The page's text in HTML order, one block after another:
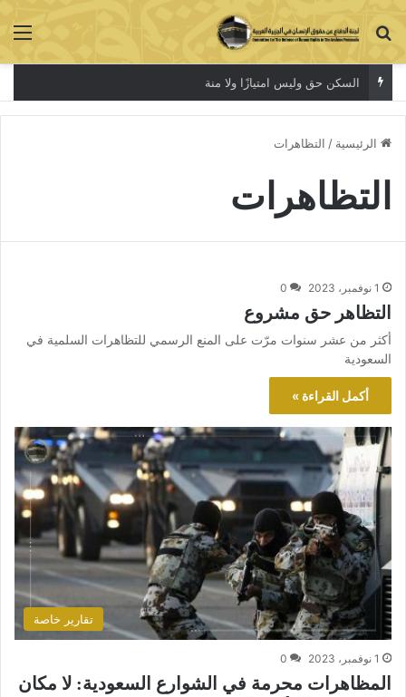
بحث عن
السكن حق وليس امتيازًا ولا منة
الرئيسية / التظاهرات
التظاهرات
1 نوفمبر، 2023 0
التظاهر حق مشروع
أكثر من عشر سنوات مرّت على المنع الرسمي للتظاهرات السلمية في
السعودية
أكمل القراءة »
تقارير خاصة
1 نوفمبر، 2023 0
المظاهرات محرمة في الشوارع السعودية: لا مكان